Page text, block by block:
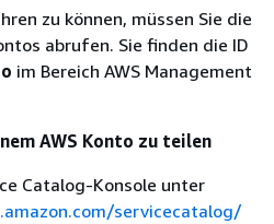
zu können, müssen Sie die
abrufen. Sie finden die ID
im Bereich AWS Management
AWS Konto zu teilen
Catalog-Konsole unter
servicecatalog/